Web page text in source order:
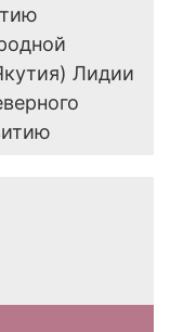
Лидии